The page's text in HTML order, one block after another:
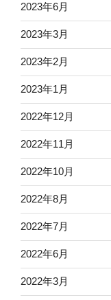
2023年6月
2023年3月
2023年2月
2023年1月
2022年12月
2022年11月
2022年10月
2022年8月
2022年7月
2022年6月
2022年3月